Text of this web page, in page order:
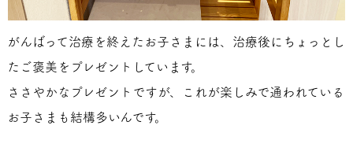
がんばって治療を終えたお子さまには、治療後にちょっとし
たご褒美をプレゼントしています。
ささやかなプレゼントですが、これが楽しみで通われている
お子さまも結構多いんです。